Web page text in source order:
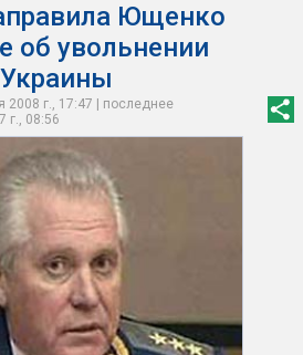
Ющенко
об увольнении
2008 г., 17:47 | последнее
г., 08:56